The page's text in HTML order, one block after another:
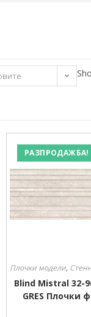
РАЗПРОДАЖБА!
Плочки модели,
Blind Mistral 32-
GRES Плочки